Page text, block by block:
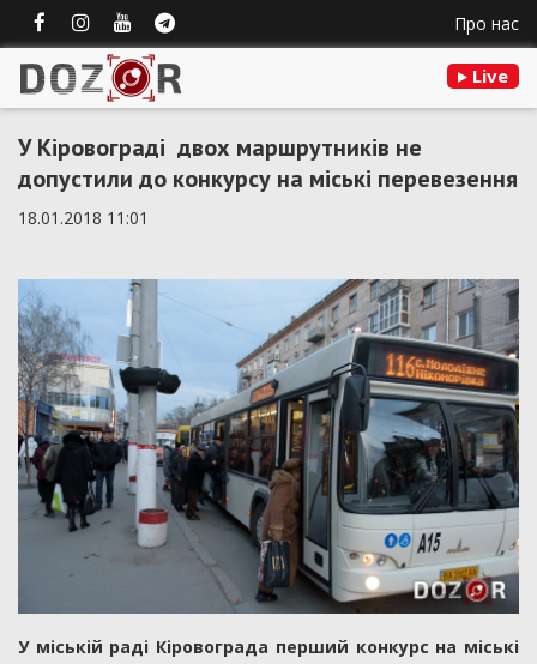
Про нас
Live
У Кіровограді двох маршрутників не
допустили до конкурсу на міські перевезення
18.01.2018 11:01
У міській раді Кіровограда перший конкурс на міські